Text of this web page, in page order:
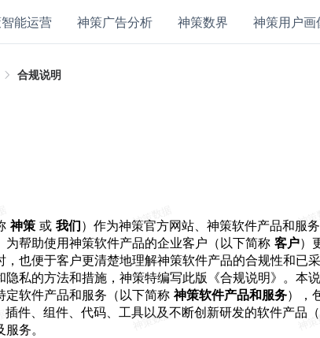
能运营 神策广告分析 神策数界 神策用户画
合规说明
神策 或 我们）作为神策官方网站、神策软件产品和服
帮助使用神策软件产品的企业客户（以下简称 客户）
也便于客户更清楚地理解神策软件产品的合规性和已
私的方法和措施，神策特编写此版《合规说明》。本
定软件产品和服务（以下简称神策软件产品和服务），
插件、组件、代码、工具以及不断创新研发的软件产品
务。